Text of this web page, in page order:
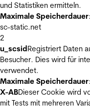
und Statistiken ermitteln.
Maximale Speicherdauer
sc-static.net
2
u_scsidRegistriert Daten
Besucher. Dies wird für
verwendet.
Maximale Speicherdauer
X-ABDieser Cookie wird
mit Tests mit mehreren